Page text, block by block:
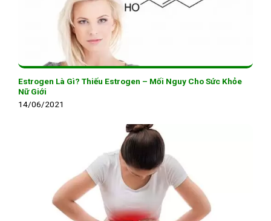
Estrogen Là Gì? Thiếu Estrogen – Mối Nguy Cho Sức Khỏe
Nữ Giới
14/06/2021